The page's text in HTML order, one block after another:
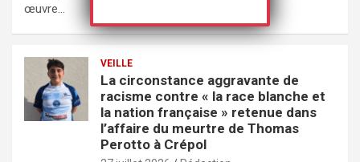
œuvre…
VEILLE
La circonstance aggravante de
racisme contre « la race blanche et
la nation française » retenue dans
l’affaire du meurtre de Thomas
Perotto à Crépol